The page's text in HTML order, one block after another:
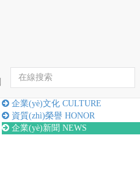
企業(yè)文化 CULTURE
資質(zhì)榮譽 HONOR
企業(yè)新聞 NEWS